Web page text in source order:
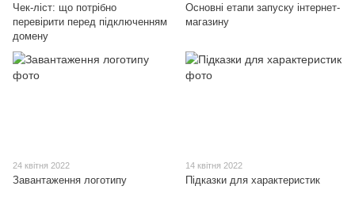
Чек-ліст: що потрібно
перевірити перед підключенням
домену
Основні етапи запуску інтернет-
магазину
24 квітня 2022
Завантаження логотипу
14 квітня 2022
Підказки для характеристик